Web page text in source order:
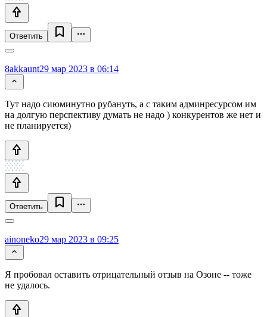
Ответить
8akkaunt29 мар 2023 в 06:14
Тут надо сиюминутно рубануть, а с таким админресурсом им
на долгую перспективу думать не надо ) конкурентов же нет и
не планируется)
Ответить
ainoneko29 мар 2023 в 09:25
Я пробовал оставить отрицательный отзыв на Озоне -- тоже
не удалось.